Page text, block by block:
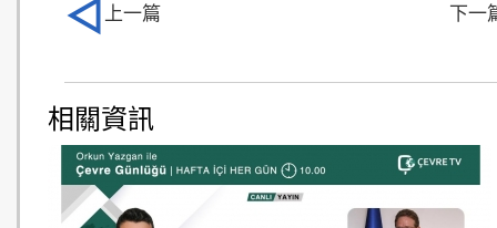
相關資訊
上一篇 下一